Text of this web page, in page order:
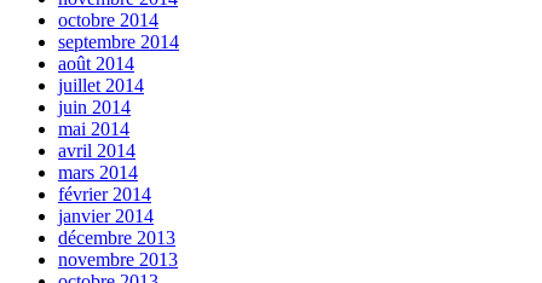
octobre 2014
septembre 2014
août 2014
juillet 2014
juin 2014
mai 2014
avril 2014
mars 2014
février 2014
janvier 2014
décembre 2013
novembre 2013